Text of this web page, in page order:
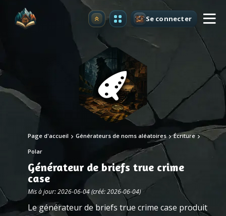
Premium Se connecter
Page d'accueil Générateurs de noms aléatoires Écriture
Polar
Générateur de briefs true crime
case
Mis à jour: 2026-06-04 (créé: 2026-06-04)
Le générateur de briefs true crime case produit